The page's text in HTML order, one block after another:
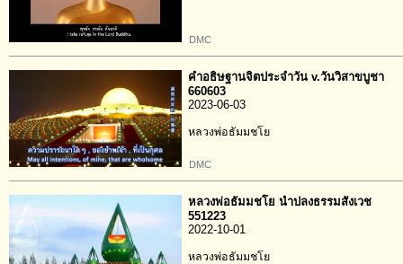
DMC
คำอธิษฐานจิตประจำวัน v.วันวิสาขบูชา
660603
2023-06-03
หลวงพ่อธัมมชโย
DMC
หลวงพ่อธัมมชโย นำปลงธรรมสังเวช
551223
2022-10-01
หลวงพ่อธัมมชโย